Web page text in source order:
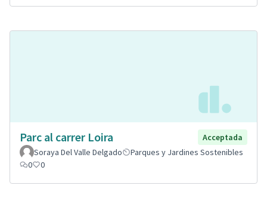
Parc al carrer Loira
Acceptada
Soraya Del Valle Delgado
Parques y Jardines Sostenibles
0
0